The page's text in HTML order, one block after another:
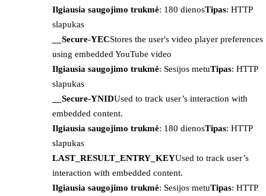
Ilgiausia saugojimo trukmė: 180 dienosTipas: HTTP
slapukas
__Secure-YECStores the user's video player preferences
using embedded YouTube video
Ilgiausia saugojimo trukmė: Sesijos metuTipas: HTTP
slapukas
__Secure-YNIDUsed to track user’s interaction with
embedded content.
Ilgiausia saugojimo trukmė: 180 dienosTipas: HTTP
slapukas
LAST_RESULT_ENTRY_KEYUsed to track user’s
interaction with embedded content.
Ilgiausia saugojimo trukmė: Sesijos metuTipas: HTTP